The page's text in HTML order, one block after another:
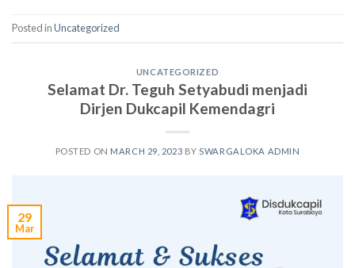
Posted inUncategorized
UNCATEGORIZED
Selamat Dr. Teguh Setyabudi menjadi
Dirjen Dukcapil Kemendagri
POSTED ON MARCH 29, 2023 BYSWARGALOKA ADMIN
29
Mar